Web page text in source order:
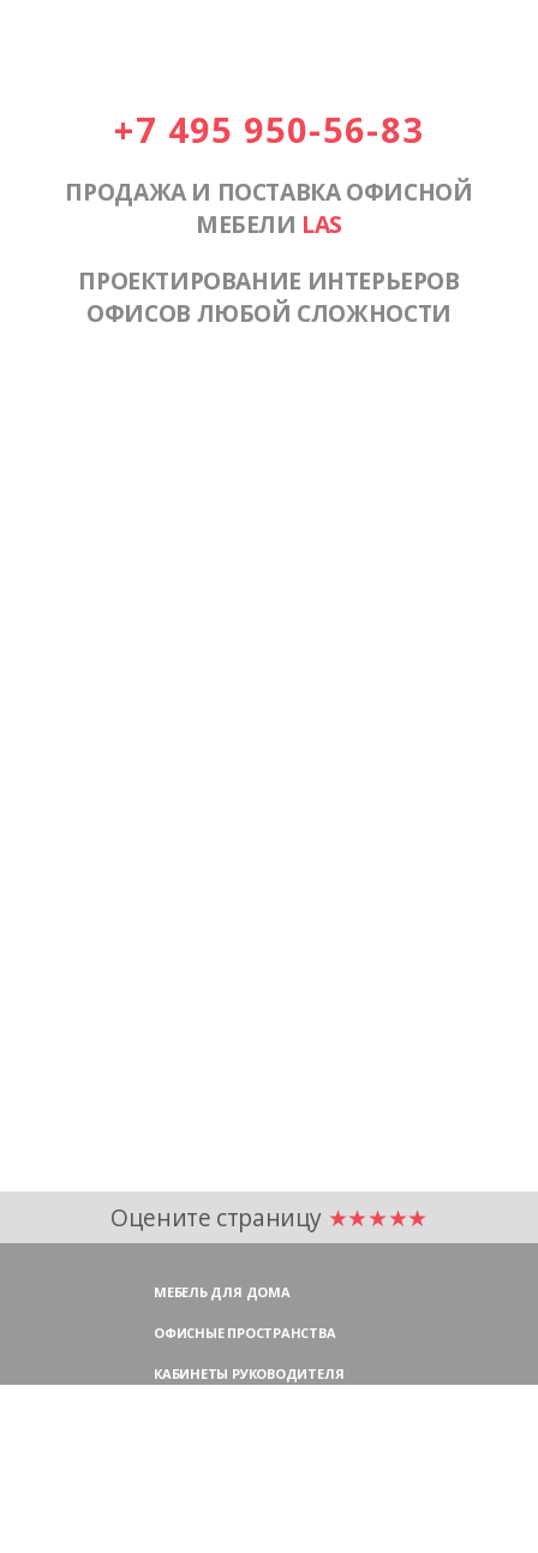
+7 495 950-56-83
ПРОДАЖА И ПОСТАВКА ОФИСНОЙ
МЕБЕЛИ LAS
ПРОЕКТИРОВАНИЕ ИНТЕРЬЕРОВ
ОФИСОВ ЛЮБОЙ СЛОЖНОСТИ
Оцените страницу ★★★★★
МЕБЕЛЬ ДЛЯ ДОМА
ОФИСНЫЕ ПРОСТРАНСТВА
КАБИНЕТЫ РУКОВОДИТЕЛЯ